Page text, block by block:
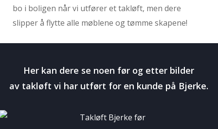
bo i boligen når vi utfører et takløft, men dere
slipper å flytte alle møblene og tømme skapene!
Her kan dere se noen før og etter bilder
av takløft vi har utført for en kunde på Bjerke.